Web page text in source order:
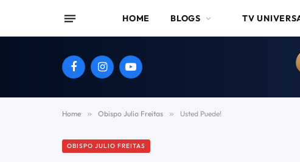
HOME BLOGS TV
FacebookInstagramYouTube
Home » Obispo Julio Freitas » Usted Puede!
OBISPO JULIO FREITAS